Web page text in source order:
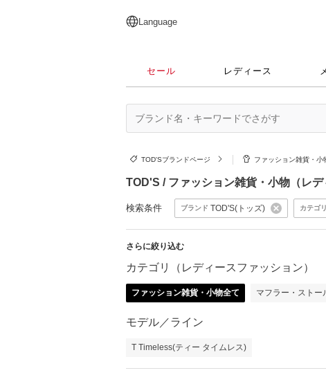
日本語
English
简体中文
繁體中文
Language
セール レディース
TOD'Sブランドページ ファッション雑貨・小
TOD'S / ファッション雑貨・小物（レデ
検索条件 ブランド TOD'S(トッズ) カテゴリ
さらに絞り込む
カテゴリ（レディースファッション）
ファッション雑貨・小物全て マフラー・ストー
モデル／ライン
T Timeless(ティー タイムレス)